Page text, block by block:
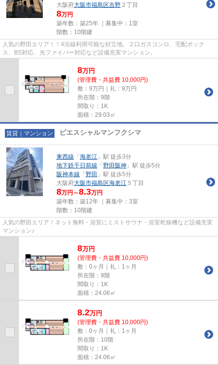
大阪府大阪市福島区吉野 ２丁目
8万円
築年数：築25年 ｜募集中： 1室
階数：10階建
人気の野田エリア！！4沿線利用可能な好立地。２口ガスコンロ、宅配ボック
ス、BS対応、光ファイバー対応など設備充実マンション。
8万円
(管理費・共益費 10,000円)
敷：9万円｜礼：9万円
所在階：9階
間取り：1K
面積：29.03㎡
賃貸｜マンション ピエスシャルマンフクシマ
東西線 「 海老江 」駅 徒歩3分
地下鉄千日前線 「 野田阪神 」駅 徒歩5分
阪神本線 「 野田 」駅 徒歩5分
大阪府大阪市福島区海老江 ５丁目
8万円～8.3万円
築年数：築12年 ｜募集中： 3室
階数：10階建
人気の野田エリア！ネット無料・浴室にミストサウナ・浴室乾燥機など設備充実
マンション♪
8万円
(管理費・共益費 10,000円)
敷：0ヶ月｜礼：1ヶ月
所在階：9階
間取り：1K
面積：24.06㎡
8.2万円
(管理費・共益費 10,000円)
敷：0ヶ月｜礼：1ヶ月
所在階：10階
間取り：1K
面積：24.06㎡